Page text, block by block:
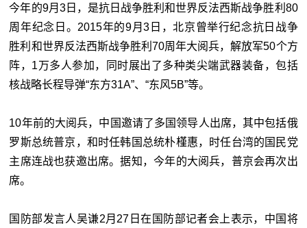
今年的9月3日，是抗日战争胜利和世界反法西斯战争胜利80
周年纪念日。2015年的9月3日，北京曾举行纪念抗日战争
胜利和世界反法西斯战争胜利70周年大阅兵，解放军50个方
阵，1万多人参加，同时展出了多种类尖端武器装备，包括
核战略长程导弹“东方31A”、“东风5B”等。
10年前的大阅兵，中国邀请了多国领导人出席，其中包括俄
罗斯总统普京，和时任韩国总统朴槿惠，时任台湾的国民党
主席连战也获邀出席。据知，今年的大阅兵，普京会再次出
席。
国防部发言人吴谦2月27日在国防部记者会上表示，中国将